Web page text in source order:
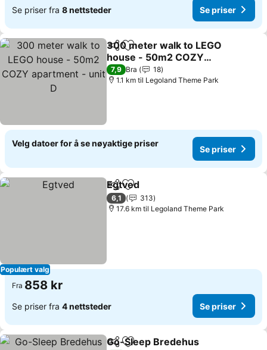
Se priser fra 8 nettsteder Se priser
Del Legg til i favoritter
300 meter walk to LEGO
house - 50m2 COZY
apartment - unit D
Se priser
7,9 Bra
18
1.1 km til Legoland Theme Park
Velg datoer for å se nøyaktige priser
Se priser
Populært valg
Del Legg til i favoritter
Egtved
6,1
313
17.6 km til Legoland Theme Park
Fra 858 kr
Se priser fra 4 nettsteder Se priser
Del
Go-Sleep Bredehus